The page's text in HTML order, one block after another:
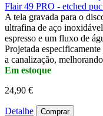
Flair 49 PRO - etched
A tela gravada para o
ultrafina de aço
espresso e um fluxo de
Projetada
a canalização,
Em estoque
24,90 €
Detalhe Comprar